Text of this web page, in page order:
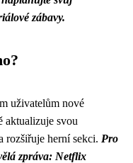
zábavy.
uživatelům nové
aktualizuje svou
rozšiřuje herní sekci. Pro
zpráva: Netflix